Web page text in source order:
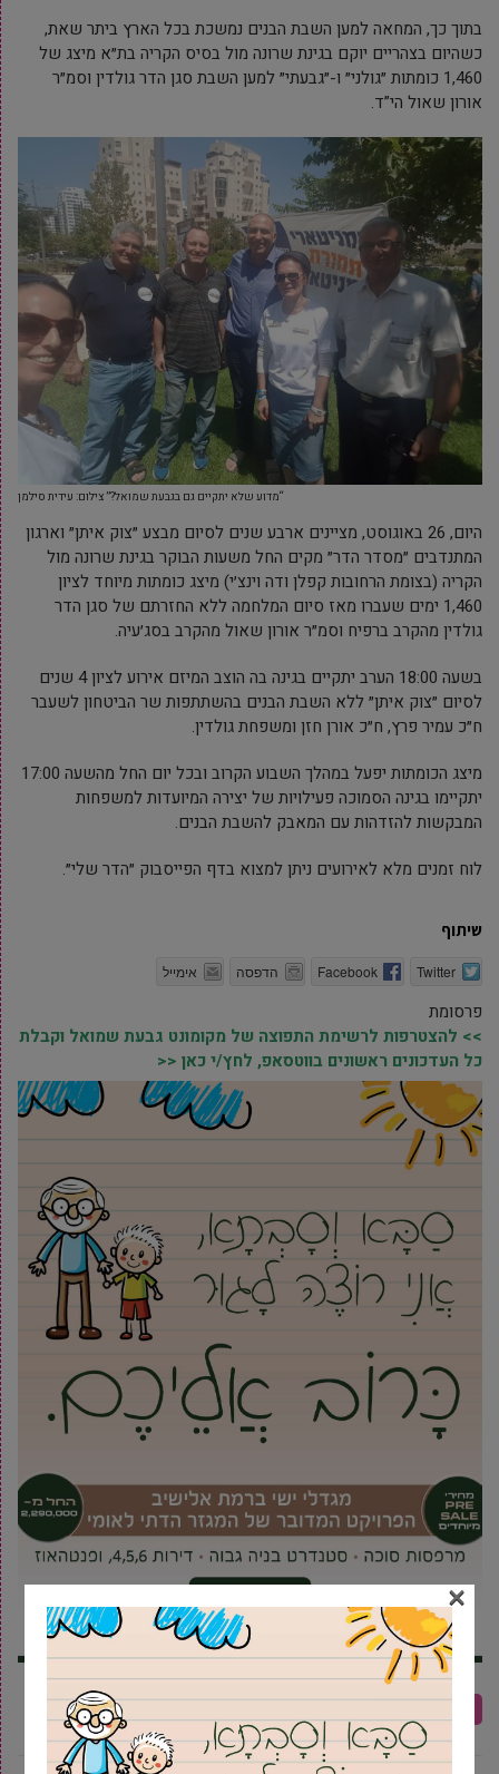
בתוך כך, המחאה למען השבת הבנים נמשכת בכל הארץ ביתר שאת,
כשהיום בצהריים יוקם בגינת שרונה מול בסיס הקריה בת״א מיצג של
1,460 כומתות ״גולני״ ו-״גבעתי״ למען השבת סגן הדר גולדין וסמ״ר
אורון שאול הי”ד.
“מדוע שלא יתקיים גם בגבעת שמואל?” צילום: עידית סילמן
היום, 26 באוגוסט, מציינים ארבע שנים לסיום מבצע ״צוק איתן״ וארגון
המתנדבים ״מסדר הדר״ מקים החל משעות הבוקר בגינת שרונה מול
הקריה (בצומת הרחובות קפלן ודה וינצ׳י) מיצג כומתות מיוחד לציון
1,460 ימים שעברו מאז סיום המלחמה ללא החזרתם של סגן הדר
גולדין מהקרב ברפיח וסמ״ר אורון שאול מהקרב בסג׳עיה.
בשעה 18:00 הערב יתקיים בגינה בה הוצב המיזם אירוע לציון 4 שנים
לסיום ״צוק איתן״ ללא השבת הבנים בהשתתפות שר הביטחון לשעבר
ח״כ עמיר פרץ, ח״כ אורן חזן ומשפחת גולדין.
מיצג הכומתות יפעל במהלך השבוע הקרוב ובכל יום החל מהשעה 17:00
יתקיימו בגינה הסמוכה פעילויות של יצירה המיועדות למשפחות
המבקשות להזדהות עם המאבק להשבת הבנים.
לוח זמנים מלא לאירועים ניתן למצוא בדף הפייסבוק ״הדר שלי״.
שיתוף
Twitter
Facebook הדפסה אימייל
פרסומת
>> להצטרפות לרשימת התפוצה של מקומונט גבעת שמואל וקבלת
כל העדכונים ראשונים בווטסאפ, לחץ/י כאן <<
מיכל וולדיגר
×